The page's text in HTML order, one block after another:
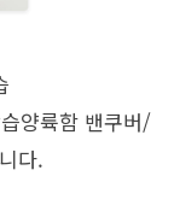
양륙함 밴쿠버/
다.